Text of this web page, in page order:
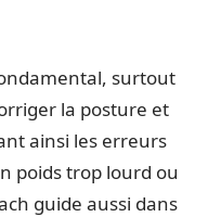
surtout
la posture et
ainsi les erreurs
poids trop lourd ou
guide aussi dans